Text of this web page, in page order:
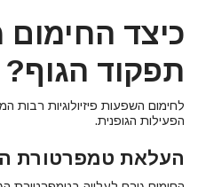
כיצד
תפקוד הגוף?
לחימום השפעות פיזיולוגיות רבות
הפעילות הגופנית.
העלאת טמפרטורת